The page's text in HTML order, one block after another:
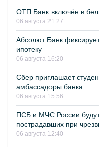
ОТП Банк включён в
06 августа 21:27
Абсолют Банк
ипотеку
06 августа 16:20
Сбер приглашает
амбассадоры банка
06 августа 15:56
ПСБ и МЧС России
пострадавших при
06 августа 12:40